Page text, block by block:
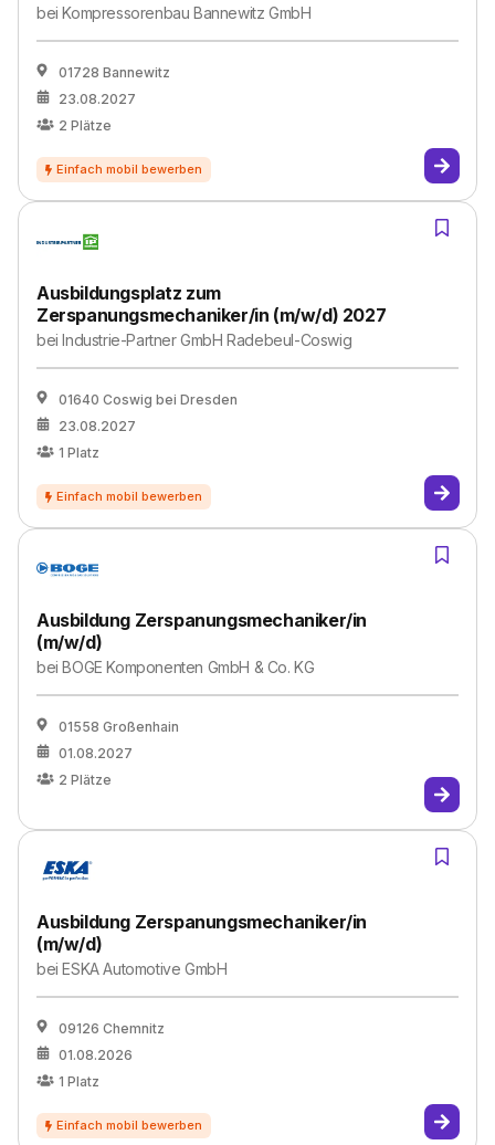
beiKompressorenbau Bannewitz GmbH
01728 Bannewitz
23.08.2027
2 Plätze
Ausbildungsplatz zum
Zerspanungsmechaniker/in (m/w/d) 2027
beiIndustrie-Partner GmbH Radebeul-Coswig
01640 Coswig bei Dresden
23.08.2027
1 Platz
Ausbildung Zerspanungsmechaniker/in
(m/w/d)
beiBOGE Komponenten GmbH & Co. KG
01558 Großenhain
01.08.2027
2 Plätze
Ausbildung Zerspanungsmechaniker/in
(m/w/d)
beiESKA Automotive GmbH
09126 Chemnitz
01.08.2026
1 Platz